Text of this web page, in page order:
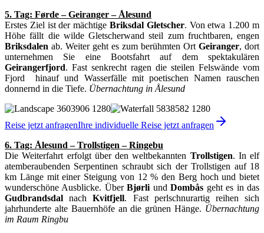
5. Tag: Førde – Geiranger – Ålesund
Erstes Ziel ist der mächtige Briksdal Gletscher. Von etwa 1.200 m
Höhe fällt die wilde Gletscherwand steil zum fruchtbaren, engen
Briksdalen ab. Weiter geht es zum berühmten Ort Geiranger, dort
unternehmen Sie eine Bootsfahrt auf dem spektakulären
Geirangerfjord. Fast senkrecht ragen die steilen Felswände vom
Fjord hinauf und Wasserfälle mit poetischen Namen rauschen
donnernd in die Tiefe. Übernachtung in Ålesund
Reise jetzt anfragenIhre individuelle Reise jetzt anfragen
6. Tag: Ålesund – Trollstigen – Ringebu
Die Weiterfahrt erfolgt über den weltbekannten Trollstigen. In elf
atemberaubenden Serpentinen schraubt sich der Trollstigen auf 18
km Länge mit einer Steigung von 12 % den Berg hoch und bietet
wunderschöne Ausblicke. ÜberBjørli undDombås geht es in das
Gudbrandsdal nachKvitfjell. Fast perlschnurartig reihen sich
jahrhunderte alte Bauernhöfe an die grünen Hänge. Übernachtung
im Raum Ringbu